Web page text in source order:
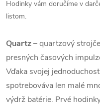
Hodinky vám doručíme v
listom.
Quartz –quartzový
presných časových
Vďaka svojej
spotrebováva len malé
výdrž batérie. Prvé